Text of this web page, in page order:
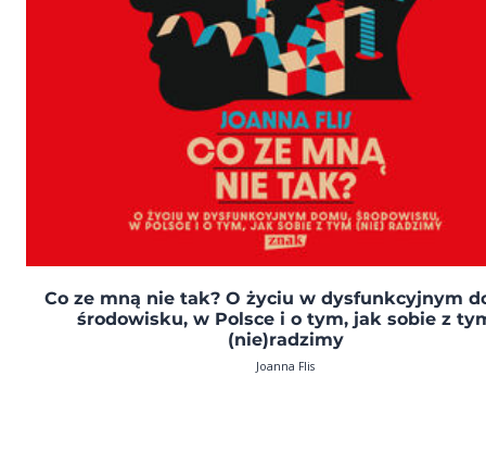
Co ze mną nie tak? O życiu w dysfunkcyjnym
środowisku, w Polsce i o tym, jak sobie z
(nie)radzimy
Joanna Flis